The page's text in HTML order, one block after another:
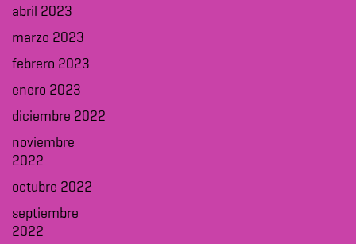
abril 2023
marzo 2023
febrero 2023
enero 2023
diciembre 2022
noviembre
2022
octubre 2022
septiembre
2022